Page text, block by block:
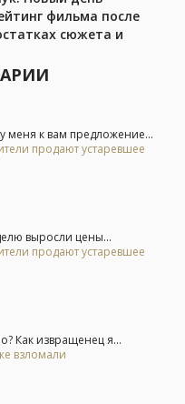
фильма после
сюжета и
меня к вам предложение...
продают устаревшее
выросли цены...
продают устаревшее
Как извращенец я...
взломали